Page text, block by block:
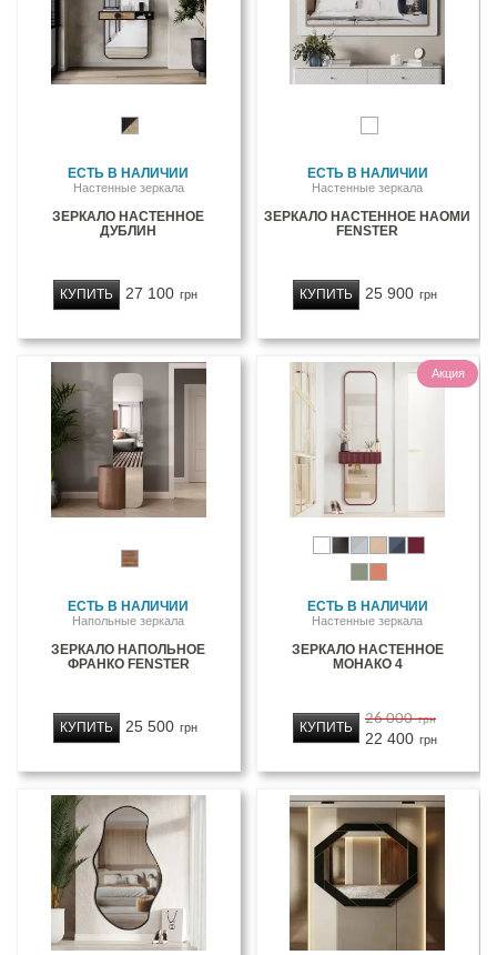
ЕСТЬ В НАЛИЧИИ
Настенные зеркала
ЗЕРКАЛО НАСТЕННОЕ
ДУБЛИН
27 100 грн
КУПИТЬ
ЕСТЬ В НАЛИЧИИ
Настенные зеркала
ЗЕРКАЛО НАСТЕННОЕ НАОМИ
FENSTER
25 900 грн
КУПИТЬ
ЕСТЬ В НАЛИЧИИ
Напольные зеркала
ЗЕРКАЛО НАПОЛЬНОЕ
ФРАНКО FENSTER
25 500 грн
КУПИТЬ
Акция
ЕСТЬ В НАЛИЧИИ
Настенные зеркала
ЗЕРКАЛО НАСТЕННОЕ
МОНАКО 4
26 000 грн
22 400 грн
КУПИТЬ